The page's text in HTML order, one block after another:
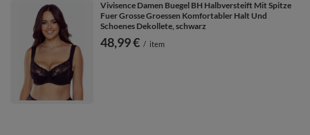
Vivisence Damen Buegel BH Halbversteift Mit Spitze
Fuer Grosse Groessen Komfortabler Halt Und
Schoenes Dekollete, schwarz
48,99 € / item